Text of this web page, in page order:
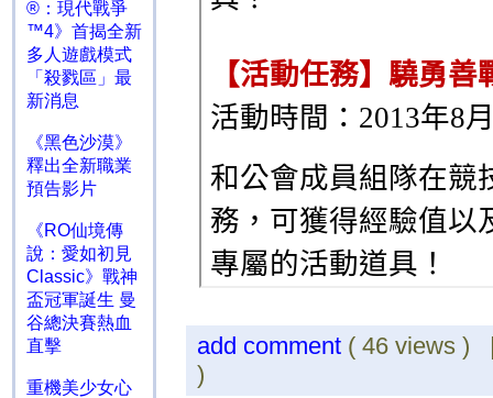
®：現代戰爭
™4》首揭全新
多人遊戲模式
「殺戮區」最
新消息
《黑色沙漠》
釋出全新職業
預告影片
《RO仙境傳
說：愛如初見
Classic》戰神
盃冠軍誕生 曼
谷總決賽熱血
直擊
重機美少女心
add comment ( 46 views
)